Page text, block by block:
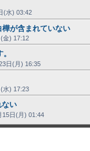
(水) 03:42
が含まれていない
金) 17:12
日(月) 16:35
水) 17:23
ない
15日(月) 01:44